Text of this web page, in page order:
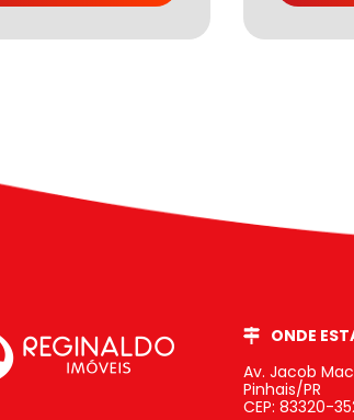
ONDE
Av. Jacob
Pinhais/PR
CEP: 83320-